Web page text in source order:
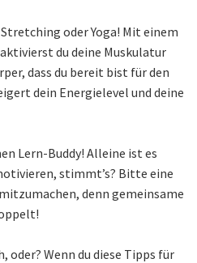
oder Yoga! Mit einem
du deine Muskulatur
dass du bereit bist für den
dein Energielevel und deine
Lern-Buddy! Alleine ist es
stimmt’s? Bitte eine
denn gemeinsame
oder? Wenn du diese Tipps für